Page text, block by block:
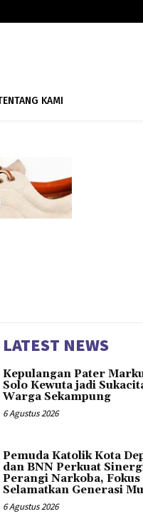
KAMI
LATEST NEWS
Kepulangan Pater
Solo Kewuta jadi
Warga Sekampung
6 Agustus 2026
Pemuda Katolik Kota
dan BNN Perkuat
Perangi Narkoba, Fokus
Selamatkan Generasi
6 Agustus 2026